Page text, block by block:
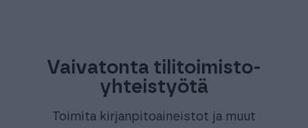
Vaivatonta tilitoimisto-
yhteistyötä
Toimita kirjanpitoaineistot ja muut